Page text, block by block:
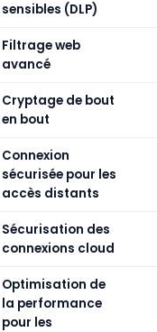
sensibles (DLP)
Filtrage web
avancé
Cryptage de bout
en bout
Connexion
sécurisée pour les
accès distants
Sécurisation des
connexions cloud
Optimisation de
la performance
pour les